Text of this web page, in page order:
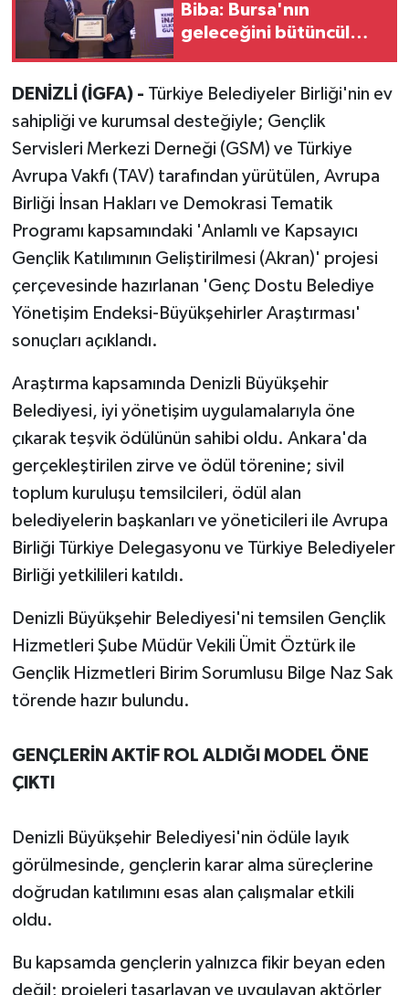
Biba: Bursa'nın
geleceğini bütüncül
DENİZLİ (İGFA) - Türkiye Belediyeler Birliği'nin ev
sahipliği ve kurumsal desteğiyle; Gençlik
Servisleri Merkezi Derneği (GSM) ve Türkiye
Avrupa Vakfı (TAV) tarafından yürütülen, Avrupa
Birliği İnsan Hakları ve Demokrasi Tematik
Programı kapsamındaki 'Anlamlı ve Kapsayıcı
Gençlik Katılımının Geliştirilmesi (Akran)' projesi
çerçevesinde hazırlanan 'Genç Dostu Belediye
Yönetişim Endeksi-Büyükşehirler Araştırması'
sonuçları açıklandı.
Araştırma kapsamında Denizli Büyükşehir
Belediyesi, iyi yönetişim uygulamalarıyla öne
çıkarak teşvik ödülünün sahibi oldu. Ankara'da
gerçekleştirilen zirve ve ödül törenine; sivil
toplum kuruluşu temsilcileri, ödül alan
belediyelerin başkanları ve yöneticileri ile Avrupa
Birliği Türkiye Delegasyonu ve Türkiye Belediyeler
Birliği yetkilileri katıldı.
Denizli Büyükşehir Belediyesi'ni temsilen Gençlik
Hizmetleri Şube Müdür Vekili Ümit Öztürk ile
Gençlik Hizmetleri Birim Sorumlusu Bilge Naz Sak
törende hazır bulundu.
GENÇLERİN AKTİF ROL ALDIĞI MODEL ÖNE
ÇIKTI
Denizli Büyükşehir Belediyesi'nin ödüle layık
görülmesinde, gençlerin karar alma süreçlerine
doğrudan katılımını esas alan çalışmalar etkili
oldu.
Bu kapsamda gençlerin yalnızca fikir beyan eden
değil; projeleri tasarlayan ve uygulayan aktörler